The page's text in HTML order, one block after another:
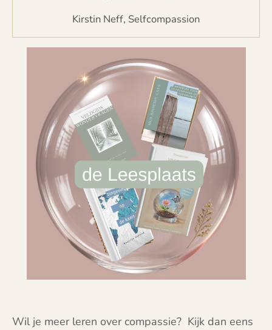
Kirstin Neff, Selfcompassion
Wil je meer leren over compassie? Kijk dan eens